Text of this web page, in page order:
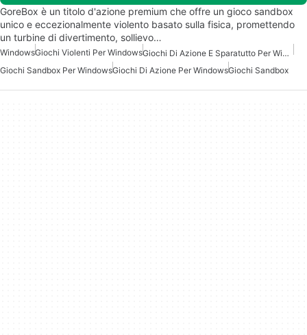
GoreBox è un titolo d'azione premium che offre un gioco sandbox
unico e eccezionalmente violento basato sulla fisica, promettendo
un turbine di divertimento, sollievo…
WindowsGiochi Violenti Per Windows
Giochi Di Azione E Sparatutto Per Windows
Giochi Sandbox Per WindowsGiochi Di Azione Per WindowsGiochi Sandbox